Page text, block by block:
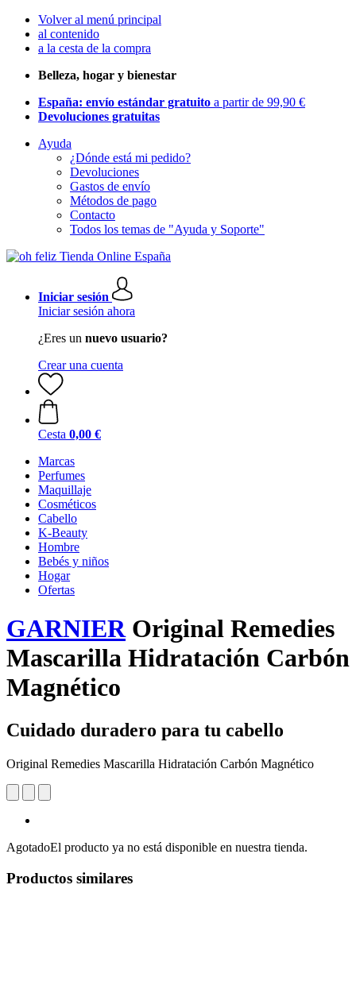
Volver al menú principal
al contenido
a la cesta de la compra
Belleza, hogar y bienestar
España: envío estándar gratuito a partir de 99,90 €
Devoluciones gratuitas
Ayuda
¿Dónde está mi pedido?
Devoluciones
Gastos de envío
Métodos de pago
Contacto
Todos los temas de "Ayuda y Soporte"
Iniciar sesión
Iniciar sesión ahora
¿Eres un nuevo usuario?
Crear una cuenta
Cesta 0,00 €
Marcas
Perfumes
Maquillaje
Cosméticos
Cabello
K-Beauty
Hombre
Bebés y niños
Hogar
Ofertas
GARNIEROriginal Remedies
Mascarilla Hidratación Carbón
Magnético
Cuidado duradero para tu cabello
Original Remedies Mascarilla Hidratación Carbón Magnético
AgotadoEl producto ya no está disponible en nuestra tienda.
Productos similares